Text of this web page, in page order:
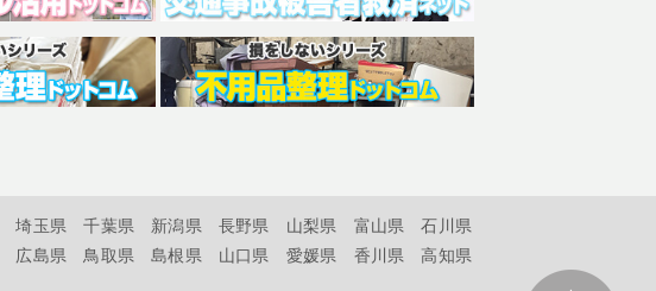
埼玉県 千葉県 新潟県 長野県 山梨県 富山県
石川県
広島県 鳥取県 島根県 山口県 愛媛県 香川県
高知県